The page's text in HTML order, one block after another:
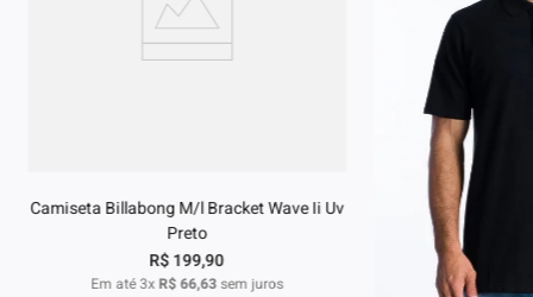
Camiseta Billabong M/l Bracket Wave Ii Uv
Preto
R$199,90
Em até3x R$66,63sem juros